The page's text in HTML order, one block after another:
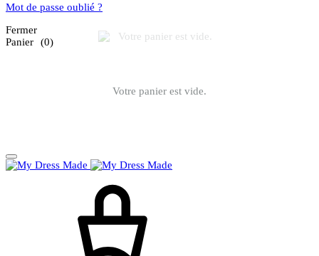
Mot de passe oublié ?
Fermer
Panier
(0)
Votre panier est vide.